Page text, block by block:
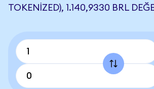
TOKENIZED), 1.140,9330 BRL